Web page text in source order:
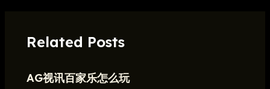
Related Posts
AG视讯百家乐怎么玩